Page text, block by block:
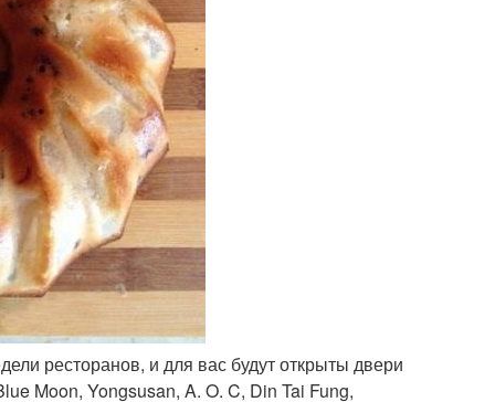
ресторанов, и для вас будут открыты двери
Moon, Yongsusan, A. O. C, Din Tai Fung,